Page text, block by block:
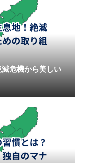
危機から美しい